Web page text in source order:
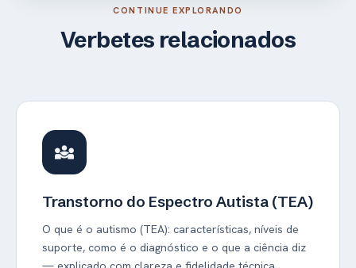
CONTINUE EXPLORANDO
Verbetes relacionados
diversity_3
Transtorno do Espectro Autista (TEA)
O que é o autismo (TEA): características, níveis de
suporte, como é o diagnóstico e o que a ciência diz